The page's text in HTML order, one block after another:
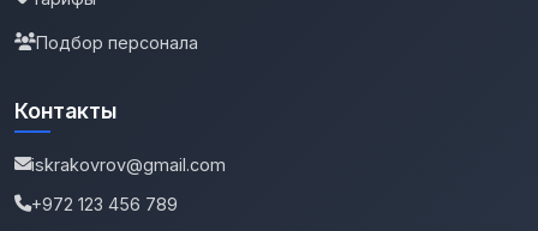
Подбор персонала
Контакты
iskrakovrov@gmail.com
+972 123 456 789